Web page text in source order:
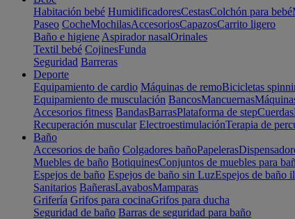
Habitación bebé HumidificadoresCestasColchón para bebé
Paseo CocheMochilasAccesoriosCapazosCarrito ligero
Baño e higiene Aspirador nasalOrinales
Textil bebé CojinesFunda
Seguridad Barreras
Deporte
Equipamiento de cardio Máquinas de remoBicicletas
Equipamiento de musculación BancosMancuernas
Accesorios fitness BandasBarrasPlataforma de stepCuerdas
Recuperación muscular ElectroestimulaciónTerapia de
Baño
Accesorios de baño Colgadores bañoPapeleras
Muebles de baño BotiquinesConjuntos de muebles para
Espejos de baño Espejos de baño sin LuzEspejos de baño
Sanitarios BañerasLavabosMamparas
Grifería Grifos para cocinaGrifos para ducha
Seguridad de baño Barras de seguridad para baño